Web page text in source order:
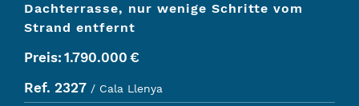
Dachterrasse, nur wenige Schritte vom
Strand entfernt
Preis: 1.790.000 €
Ref. 2327 / Cala Llenya